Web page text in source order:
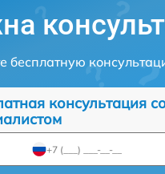
бесплатную
консультация